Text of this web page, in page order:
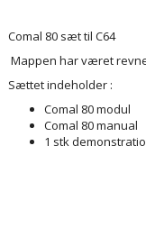
Comal 80 sæt til C64
Mappen har været
Sættet indeholder :
Comal 80 modul
Comal 80 manual
1 stk